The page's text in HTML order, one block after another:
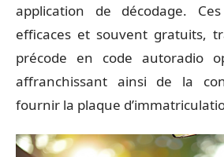
application de décodage.
efficaces et souvent gratuits,
précode en code autoradio
affranchissant ainsi de la
fournir la plaque